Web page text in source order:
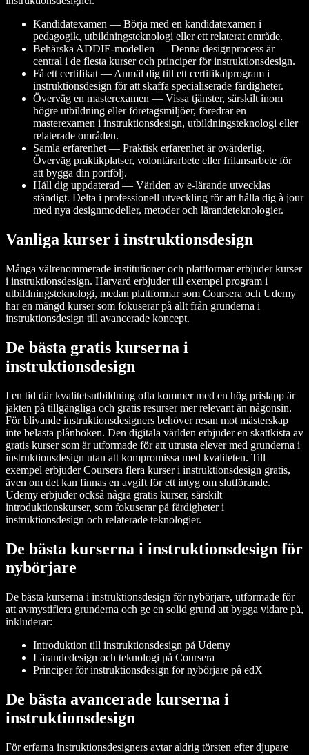
Kandidatexamen — Börja med en kandidatexamen i
pedagogik, utbildningsteknologi eller ett relaterat område.
Behärska ADDIE-modellen — Denna designprocess är
central i de flesta kurser och principer för instruktionsdesign.
Få ett certifikat — Anmäl dig till ett certifikatprogram i
instruktionsdesign för att skaffa specialiserade färdigheter.
Överväg en masterexamen — Vissa tjänster, särskilt inom
högre utbildning eller företagsmiljöer, föredrar en
masterexamen i instruktionsdesign, utbildningsteknologi eller
relaterade områden.
Samla erfarenhet — Praktisk erfarenhet är ovärderlig.
Överväg praktikplatser, volontärarbete eller frilansarbete för
att bygga din portfölj.
Håll dig uppdaterad — Världen av e-lärande utvecklas
ständigt. Delta i professionell utveckling för att hålla dig à jour
med nya designmodeller, metoder och lärandeteknologier.
Vanliga kurser i instruktionsdesign
Många välrenommerade institutioner och plattformar erbjuder kurser
i instruktionsdesign. Harvard erbjuder till exempel program i
utbildningsteknologi, medan plattformar som Coursera och Udemy
har en mängd kurser som fokuserar på allt från grunderna i
instruktionsdesign till avancerade koncept.
De bästa gratis kurserna i
instruktionsdesign
I en tid där kvalitetsutbildning ofta kommer med en hög prislapp är
jakten på tillgängliga och gratis resurser mer relevant än någonsin.
För blivande instruktionsdesigners behöver resan mot mästerskap
inte belasta plånboken. Den digitala världen erbjuder en skattkista av
gratis kurser som är utformade för att utrusta elever med grunderna i
instruktionsdesign utan att kompromissa med kvaliteten. Till
exempel erbjuder Coursera flera kurser i instruktionsdesign gratis,
även om det kan finnas en avgift för ett intyg om slutförande.
Udemy erbjuder också några gratis kurser, särskilt
introduktionskurser, som fokuserar på färdigheter i
instruktionsdesign och relaterade teknologier.
De bästa kurserna i instruktionsdesign för
nybörjare
De bästa kurserna i instruktionsdesign för nybörjare, utformade för
att avmystifiera grunderna och ge en solid grund att bygga vidare på,
inkluderar:
Introduktion till instruktionsdesign på Udemy
Lärandedesign och teknologi på Coursera
Principer för instruktionsdesign för nybörjare på edX
De bästa avancerade kurserna i
instruktionsdesign
För erfarna instruktionsdesigners avtar aldrig törsten efter djupare